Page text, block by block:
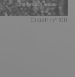
Crash n° 108